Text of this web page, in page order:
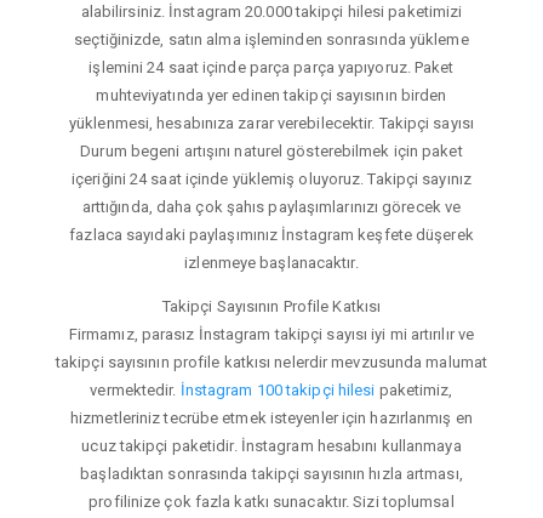
alabilirsiniz. İnstagram 20.000 takipçi hilesi paketimizi
seçtiğinizde, satın alma işleminden sonrasında yükleme
işlemini 24 saat içinde parça parça yapıyoruz. Paket
muhteviyatında yer edinen takipçi sayısının birden
yüklenmesi, hesabınıza zarar verebilecektir. Takipçi sayısı
Durum begeni artışını naturel gösterebilmek için paket
içeriğini 24 saat içinde yüklemiş oluyoruz. Takipçi sayınız
arttığında, daha çok şahıs paylaşımlarınızı görecek ve
fazlaca sayıdaki paylaşımınız İnstagram keşfete düşerek
izlenmeye başlanacaktır.
Takipçi Sayısının Profile Katkısı
Firmamız, parasız İnstagram takipçi sayısı iyi mi artırılır ve
takipçi sayısının profile katkısı nelerdir mevzusunda malumat
vermektedir. İnstagram 100 takipçi hilesi paketimiz,
hizmetleriniz tecrübe etmek isteyenler için hazırlanmış en
ucuz takipçi paketidir. İnstagram hesabını kullanmaya
başladıktan sonrasında takipçi sayısının hızla artması,
profilinize çok fazla katkı sunacaktır. Sizi toplumsal